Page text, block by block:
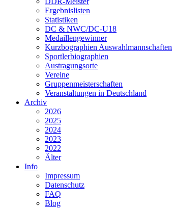
Ergebnislisten
Statistiken
DC & NWC/DC-U18
Medaillengewinner
Kurzbographien Auswahlmannschaften
Sportlerbiographien
Austragungsorte
Vereine
Gruppenmeisterschaften
Veranstaltungen in Deutschland
Archiv
2026
2025
2024
2023
2022
Älter
Info
Impressum
Datenschutz
FAQ
Blog